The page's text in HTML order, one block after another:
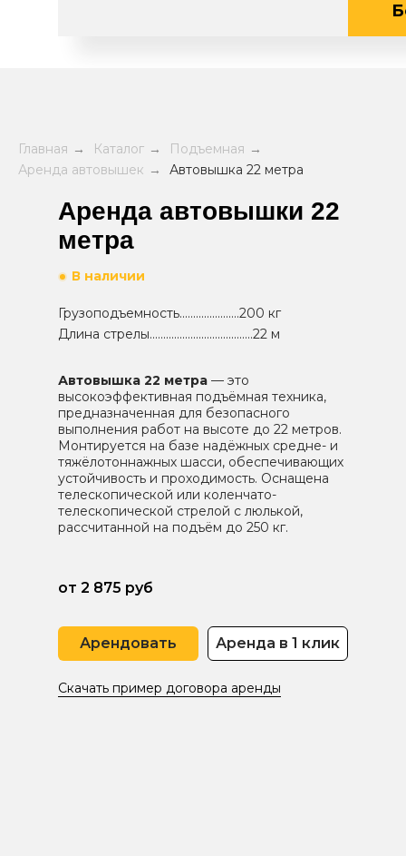
Главная → Каталог → Подъемная →
Аренда автовышек → Автовышка 22 метра
Аренда автовышки 22
метра
от 2 875 руб
Грузоподъемность......................200 кг
Длина стрелы......................................22 м
Скачать пример договора аренды
Автовышка 22 метра — это
высокоэффективная подъёмная техника,
предназначенная для безопасного
выполнения работ на высоте до 22 метров.
Монтируется на базе надёжных средне- и
тяжёлотоннажных шасси, обеспечивающих
устойчивость и проходимость. Оснащена
телескопической или коленчато-
телескопической стрелой с люлькой,
рассчитанной на подъём до 250 кг.
Аренда в 1 клик
В наличии
Арендовать